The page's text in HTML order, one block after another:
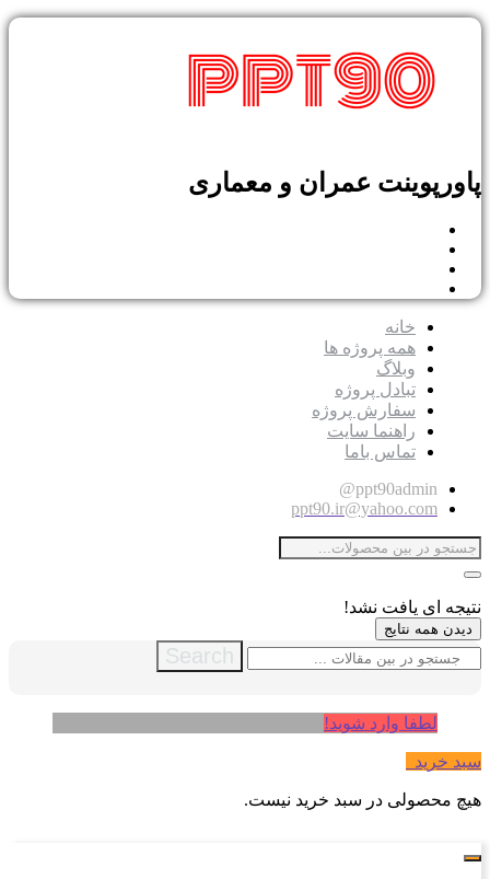
پاورپوینت عمران و معماری
خانه
همه پروژه ها
وبلاگ
تبادل پروژه
سفارش پروژه
راهنما سایت
تماس باما
ppt90admin@
ppt90.ir@yahoo.com
نتیجه ای یافت نشد!
دیدن همه نتایج
Search
لطفا وارد شوید!
سبد خرید
هیچ محصولی در سبد خرید نیست.